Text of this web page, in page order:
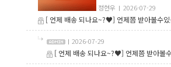
정현우 2026-07-29
[ 언제 배송 되나요~?♥] 언제쯤 받아볼수있
2026-07-29
[ 언제 배송 되나요~?♥] 언제쯤 받아볼